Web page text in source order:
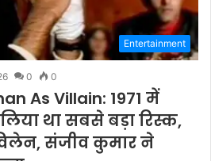
Entertainment
0 0
As Villain: 1971 में
था सबसे बड़ा रिस्क,
संजीव कुमार ने